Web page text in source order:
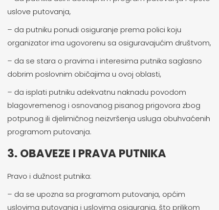
uslove putovanja,
– da putniku ponudi osiguranje prema polici koju
organizator ima ugovorenu sa osiguravajućim društvom,
– da se stara o pravima i interesima putnika saglasno
dobrim poslovnim običajima u ovoj oblasti,
– da isplati putniku adekvatnu naknadu povodom
blagovremenog i osnovanog pisanog prigovora zbog
potpunog ili djelimičnog neizvršenja usluga obuhvaćenih
programom putovanja.
3. OBAVEZE I PRAVA PUTNIKA
Pravo i dužnost putnika:
– da se upozna sa programom putovanja, općim
uslovima putovanja i uslovima osiguranja, što prilikom